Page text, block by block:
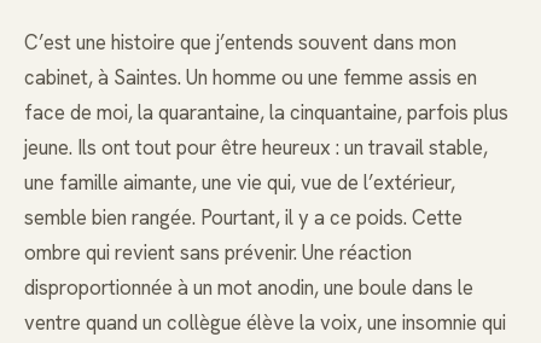
C’est une histoire que j’entends souvent dans mon
cabinet, à Saintes. Un homme ou une femme assis en
face de moi, la quarantaine, la cinquantaine, parfois plus
jeune. Ils ont tout pour être heureux : un travail stable,
une famille aimante, une vie qui, vue de l’extérieur,
semble bien rangée. Pourtant, il y a ce poids. Cette
ombre qui revient sans prévenir. Une réaction
disproportionnée à un mot anodin, une boule dans le
ventre quand un collègue élève la voix, une insomnie qui